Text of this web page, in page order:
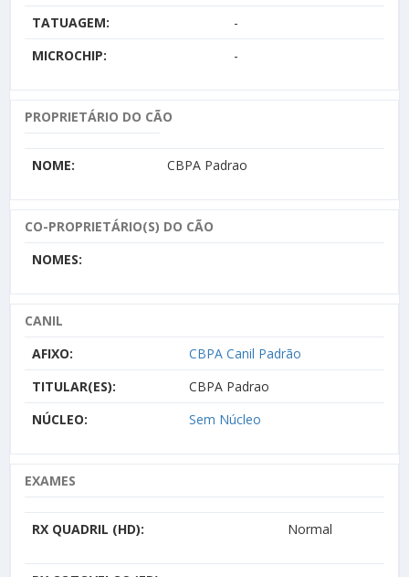
TATUAGEM:
-
MICROCHIP:
-
PROPRIETÁRIO DO CÃO
NOME: CBPA Padrao
CO-PROPRIETÁRIO(S) DO CÃO
NOMES:
CANIL
AFIXO:
CBPA Canil Padrão
TITULAR(ES):
CBPA Padrao
NÚCLEO:
Sem Núcleo
EXAMES
RX QUADRIL (HD): Normal